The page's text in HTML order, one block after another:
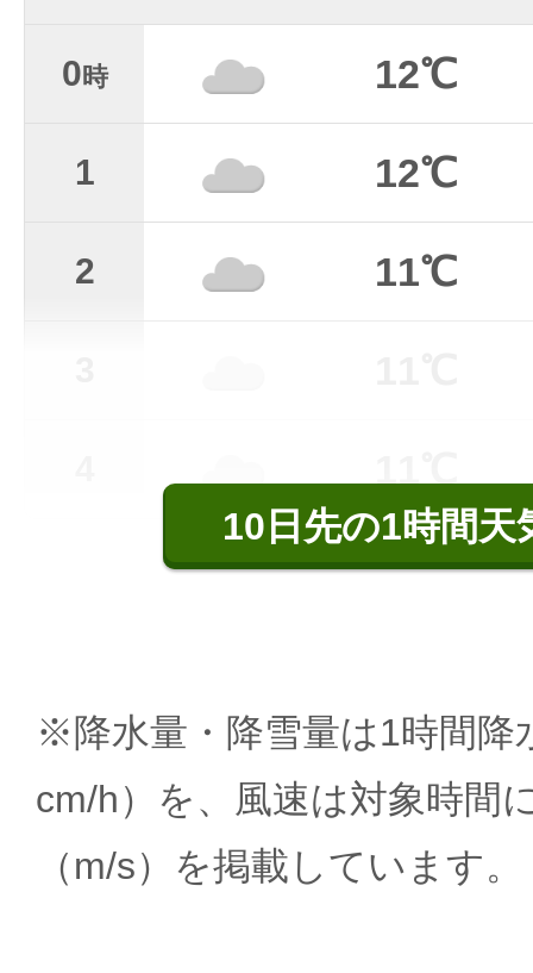
0時 12℃
1 12℃
2 11℃
10日先の1時間天
※降水量・降雪量は1時間降
cm/h）を、風速は対象時間
（m/s）を掲載しています。